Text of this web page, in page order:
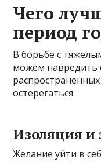
Чего
период
В борьбе с
можем навредить
остерегаться:
Изоляция и
Желание уйти в